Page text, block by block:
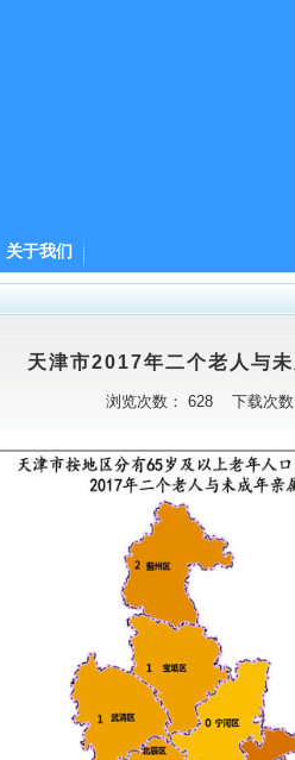
关于我们
天津市2017年二个老人与
浏览次数： 628 下载次数